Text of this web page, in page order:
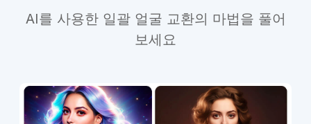
AI를 사용한 일괄 얼굴 교환의 마법을 풀어
보세요